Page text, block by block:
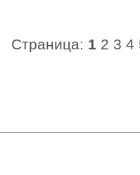
Страница: 1 2 3 4